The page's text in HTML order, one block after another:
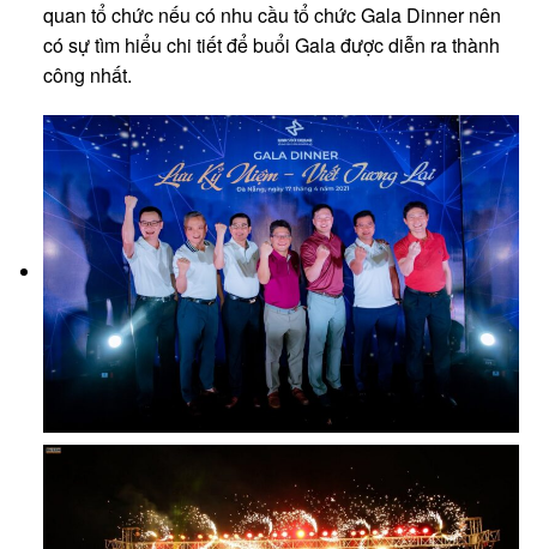
quan tổ chức nếu có nhu cầu tổ chức Gala Dinner nên
có sự tìm hiểu chi tiết để buổi Gala được diễn ra thành
công nhất.